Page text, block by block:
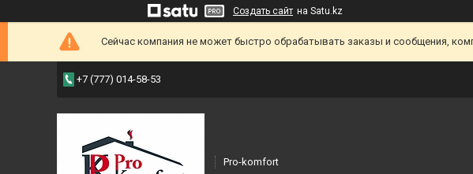
Создать сайт на Satu.kz
Сейчас компания не может быстро обрабатывать заказы и сообщения,
+7 (777) 014-58-53
Pro-komfort